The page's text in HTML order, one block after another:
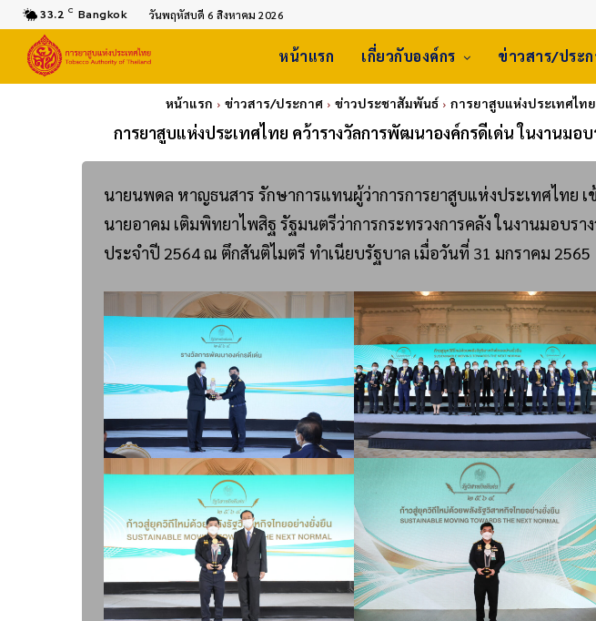
33.2 C Bangkok วันพฤหัสบดี 6 สิงหาคม 2026
หน้าแรก เกี่ยวกับองค์กร ข่าวสาร/ประ
หน้าแรก ข่าวสาร/ประกาศ ข่าวประชาสัมพันธ์ การยาสูบแห่งประเทศไท
การยาสูบแห่งประเทศไทย คว้ารางวัลการพัฒนาองค์กรดีเด่น ในงานมอ
นายนพดล หาญธนสาร รักษาการแทนผู้ว่าการการยาสูบแห่งประเทศไทย เ
นายอาคม เติมพิทยาไพสิฐ รัฐมนตรีว่าการกระทรวงการคลัง ในงานมอบรา
ประจำปี 2564 ณ ตึกสันติไมตรี ทำเนียบรัฐบาล เมื่อวันที่ 31 มกราคม 2565